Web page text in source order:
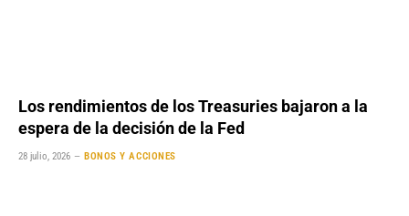
Los rendimientos de los Treasuries bajaron a la
espera de la decisión de la Fed
28 julio, 2026 BONOS Y ACCIONES